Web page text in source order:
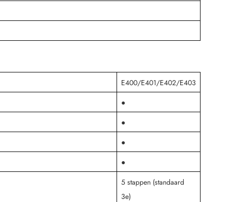
E400/E401/E402/E403
●
●
●
●
5 stappen (standaard
3e)